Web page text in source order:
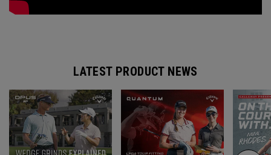
LATEST PRODUCT NEWS